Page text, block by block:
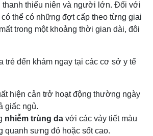
thanh thiếu niên và người lớn. Đối với
thể có những đợt cấp theo từng giai
trong một khoảng thời gian dài, đôi
trẻ đến khám ngay tại các cơ sở y tế
hiện cản trở hoạt động thường ngày
giấc ngủ.
nhiễm trùng da với các vảy tiết màu
quanh sưng đỏ hoặc sốt cao.